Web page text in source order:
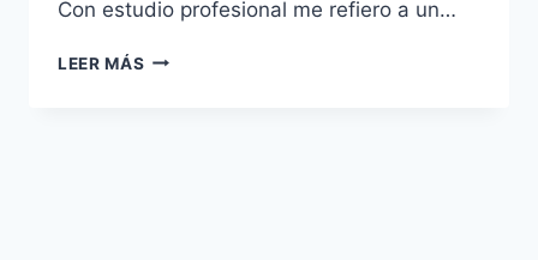
Con estudio profesional me refiero a un…
LEER MÁS